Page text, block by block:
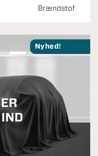
Brændstof
Nyhed!